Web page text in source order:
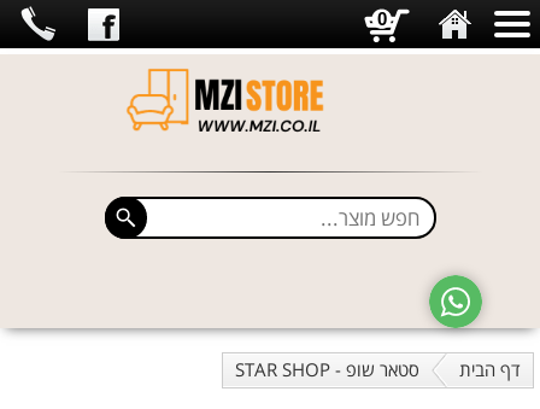
דף הבית סטאר שופ - STAR SHOP
0